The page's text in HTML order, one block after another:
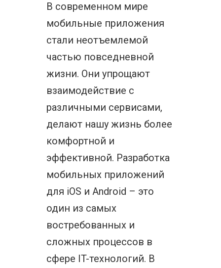
В современном мире
мобильные приложения
стали неотъемлемой
частью повседневной
жизни. Они упрощают
взаимодействие с
различными сервисами,
делают нашу жизнь более
комфортной и
эффективной. Разработка
мобильных приложений
для iOS и Android – это
один из самых
востребованных и
сложных процессов в
сфере IT-технологий. В